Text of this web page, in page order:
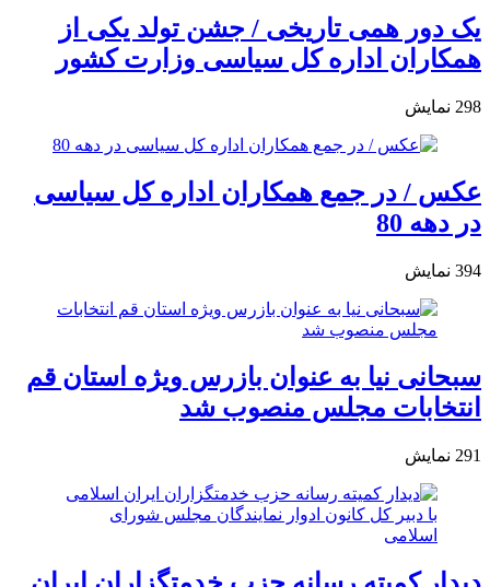
یک دور همی تاریخی / جشن تولد یکی از
همکاران اداره کل سیاسی وزارت کشور
298 نمایش
عکس / در جمع همکاران اداره کل سیاسی
در دهه 80
394 نمایش
سبحانی نیا به عنوان بازرس ویژه استان قم
انتخابات مجلس منصوب شد
291 نمایش